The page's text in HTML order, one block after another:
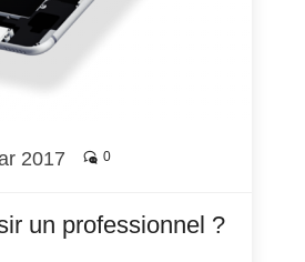
2017 0
un professionnel ?